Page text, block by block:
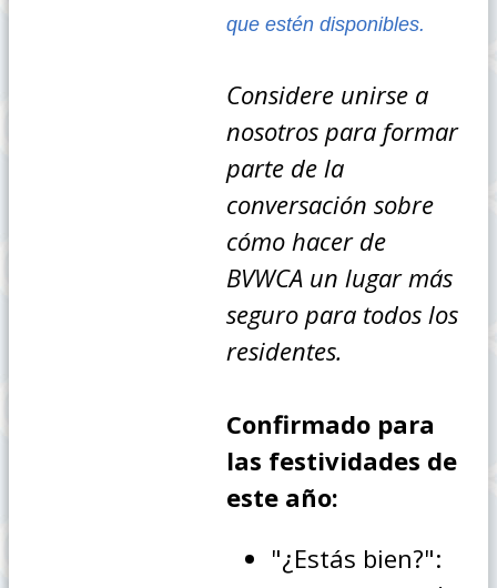
que estén disponibles.
Considere unirse a
nosotros para formar
parte de la
conversación sobre
cómo hacer de
BVWCA un lugar más
seguro para todos los
residentes.
Confirmado para
las festividades de
este año:
"¿Estás bien?":